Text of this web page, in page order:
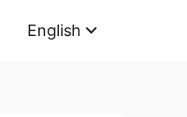
English